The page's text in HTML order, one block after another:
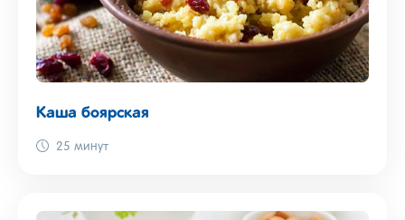
Каша боярская
25 минут